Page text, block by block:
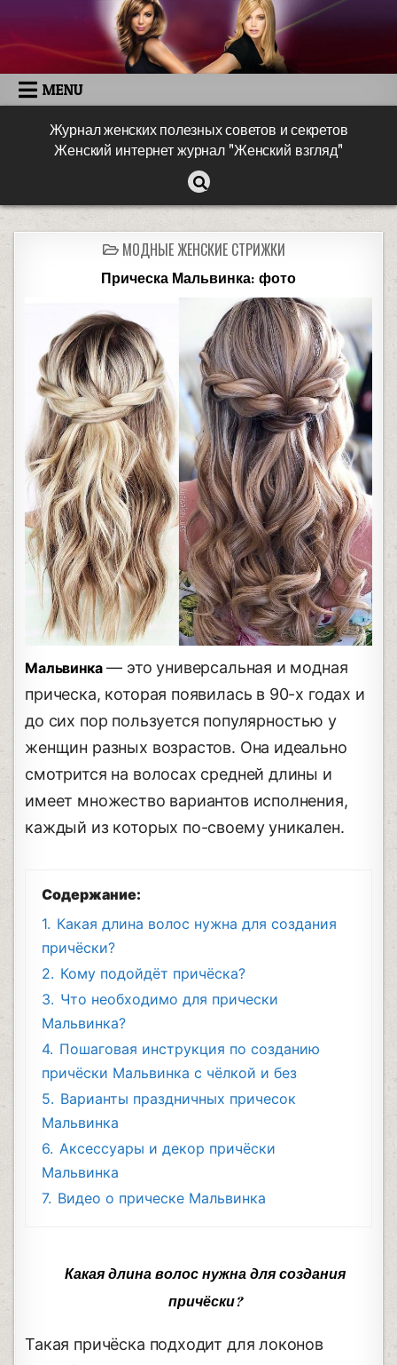
MENU
Журнал женских полезных советов и секретов
Женский интернет журнал "Женский взгляд"
МОДНЫЕ ЖЕНСКИЕ СТРИЖКИ
Прическа Мальвинка: фото
Мальвинка— это универсальная и модная
прическа, которая появилась в 90-х годах и
до сих пор пользуется популярностью у
женщин разных возрастов. Она идеально
смотрится на волосах средней длины и
имеет множество вариантов исполнения,
каждый из которых по-своему уникален.
Содержание:
1. Какая длина волос нужна для создания
причёски?
2. Кому подойдёт причёска?
3. Что необходимо для прически
Мальвинка?
4. Пошаговая инструкция по созданию
причёски Мальвинка с чёлкой и без
5. Варианты праздничных причесок
Мальвинка
6. Аксессуары и декор причёски
Мальвинка
7. Видео о прическе Мальвинка
Какая длина волос нужна для создания
причёски?
Такая причёска подходит для локонов